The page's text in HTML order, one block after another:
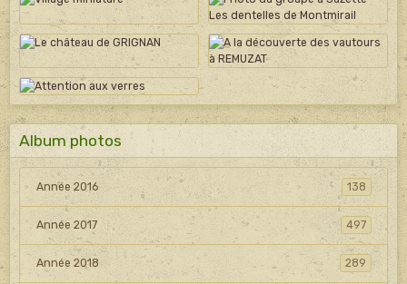
Album photos
Année 2016 138
Année 2017 497
Année 2018 289